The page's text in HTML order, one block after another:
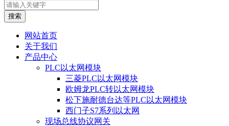
搜索
网站首页
关于我们
产品中心
PLC以太网模块
三菱PLC以太网模块
欧姆龙PLC转以太网模块
松下施耐德台达等PLC以太网模块
西门子S7系列以太网
现场总线协议网关